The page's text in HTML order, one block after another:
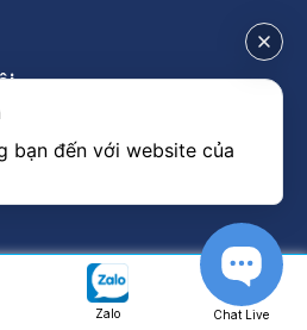
các nền tảng mạng xã hội
TY TNHH THƯƠNG MẠI DỊCH VỤ
NAM
. All rights reserved.Design
Zalo Chat Live
bạn đến với website của